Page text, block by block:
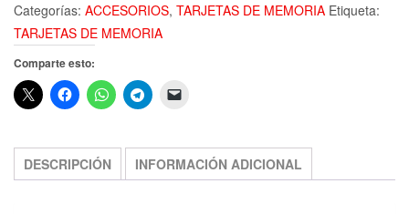
Categorías: ACCESORIOS, TARJETAS DE MEMORIA Etiqueta:
TARJETAS DE MEMORIA
Comparte esto:
DESCRIPCIÓN INFORMACIÓN ADICIONAL